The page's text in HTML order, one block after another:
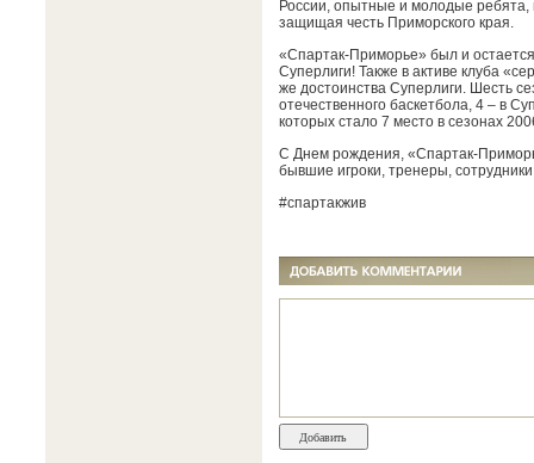
России, опытные и молодые ребята,
защищая честь Приморского края.
«Спартак-Приморье» был и
Суперлиги! Также в активе клуба
же достоинства Суперлиги. Шесть
отечественного баскетбола, 4 – в
которых стало 7 место в сезонах
С Днем рождения, «Спартак-
бывшие игроки, тренеры,
#спартакжив